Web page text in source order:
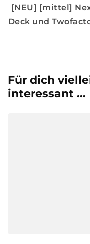
[NEU] [mittel]
Deck und
Für dich
interessant …